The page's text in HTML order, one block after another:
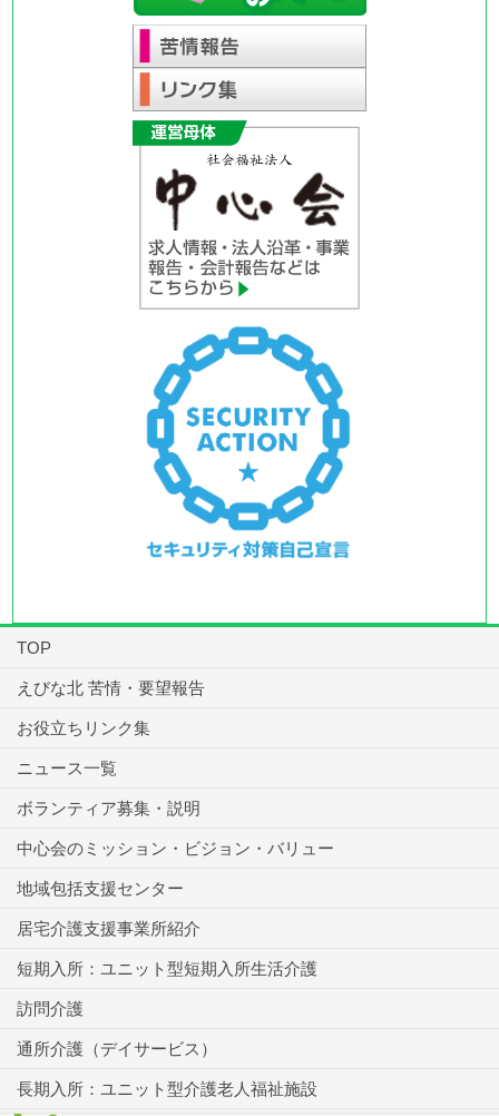
TOP
えびな北 苦情・要望報告
お役立ちリンク集
ニュース一覧
ボランティア募集・説明
中心会のミッション・ビジョン・バリュー
地域包括支援センター
居宅介護支援事業所紹介
短期入所：ユニット型短期入所生活介護
訪問介護
通所介護（デイサービス）
長期入所：ユニット型介護老人福祉施設